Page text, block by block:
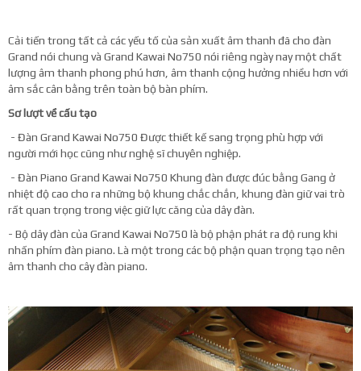
Cải tiến trong tất cả các yếu tố của sản xuất âm thanh đã cho đàn
Grand nói chung và Grand Kawai No750 nói riêng ngày nay một chất
lượng âm thanh phong phú hơn, âm thanh cộng hưởng nhiều hơn với
âm sắc cân bằng trên toàn bộ bàn phím.
Sơ lượt về cấu tạo
- Đàn Grand Kawai No750 Được thiết kế sang trọng phù hợp với
người mới học cũng như nghệ sĩ chuyên nghiệp.
- Đàn Piano Grand Kawai No750 Khung đàn được đúc bằng Gang ở
nhiệt độ cao cho ra những bộ khung chắc chắn, khung đàn giữ vai trò
rất quan trọng trong việc giữ lực căng của dây đàn.
- Bộ dây đàn của Grand Kawai No750 là bộ phận phát ra độ rung khi
nhấn phím đàn piano. Là một trong các bộ phận quan trọng tạo nên
âm thanh cho cây đàn piano.